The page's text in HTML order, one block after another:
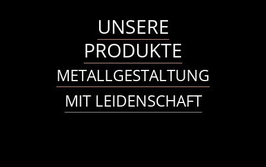
UNSERE
PRODUKTE
METALLGESTALTUNG
MIT LEIDENSCHAFT